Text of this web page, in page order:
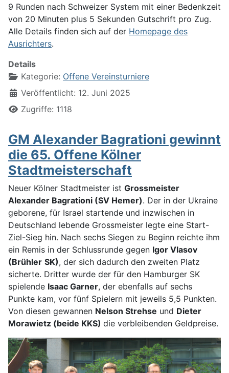
9 Runden nach Schweizer System mit einer Bedenkzeit
von 20 Minuten plus 5 Sekunden Gutschrift pro Zug.
Alle Details finden sich auf der Homepage des
Ausrichters.
Details
Kategorie: Offene Vereinsturniere
Veröffentlicht: 12. Juni 2025
Zugriffe: 1118
GM Alexander Bagrationi gewinnt
die 65. Offene Kölner
Stadtmeisterschaft
Neuer Kölner Stadtmeister ist Grossmeister
Alexander Bagrationi (SV Hemer). Der in der Ukraine
geborene, für Israel startende und inzwischen in
Deutschland lebende Grossmeister legte eine Start-
Ziel-Sieg hin. Nach sechs Siegen zu Beginn reichte ihm
ein Remis in der Schlussrunde gegen Igor Vlasov
(Brühler SK), der sich dadurch den zweiten Platz
sicherte. Dritter wurde der für den Hamburger SK
spielende Isaac Garner, der ebenfalls auf sechs
Punkte kam, vor fünf Spielern mit jeweils 5,5 Punkten.
Von diesen gewannen Nelson Strehse und Dieter
Morawietz (beide KKS) die verbleibenden Geldpreise.